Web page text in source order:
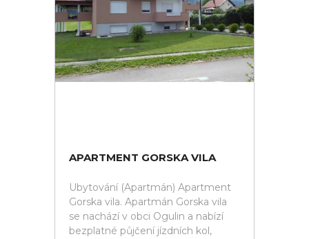
APARTMENT GORSKA VILA
Ubytování (Apartmán) Apartment
Gorska vila. Apartmán Gorska vila
se nachází v obci Ogulin a nabízí
bezplatné půjčení jízdních kol,